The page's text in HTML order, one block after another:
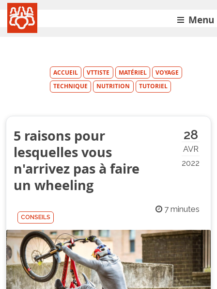
Menu
ACCUEIL VTTISTE MATÉRIEL
VOYAGE
TECHNIQUE
NUTRITION TUTORIEL
28
AVR
2022
5 raisons pour
lesquelles vous
n'arrivez pas à faire
un wheeling
7 minutes
CONSEILS